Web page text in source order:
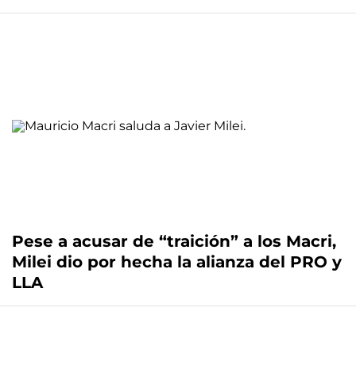
Pese a acusar de “traición” a los Macri,
Milei dio por hecha la alianza del PRO y
LLA